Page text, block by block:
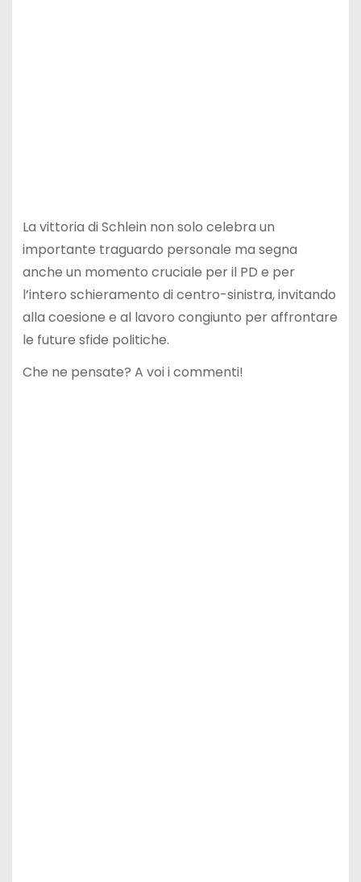
La vittoria di Schlein non solo celebra un
importante traguardo personale ma segna
anche un momento cruciale per il PD e per
l’intero schieramento di centro-sinistra, invitando
alla coesione e al lavoro congiunto per affrontare
le future sfide politiche.
Che ne pensate? A voi i commenti!